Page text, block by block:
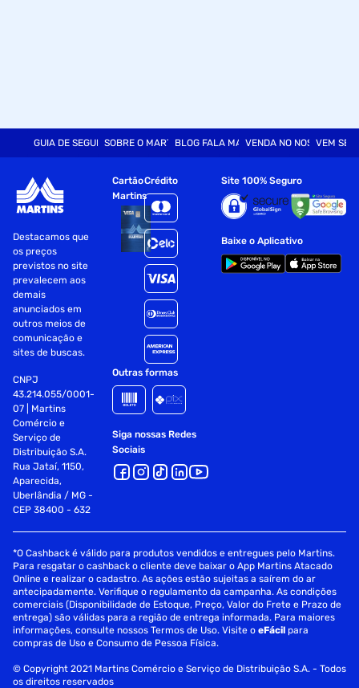
GUIA DE SEGURANÇASOBRE O MARTINSBLOG FALA MARTVENDA NO NOSSO SITE
VEM SER
Destacamos que
os preços
previstos no site
prevalecem aos
demais
anunciados em
outros meios de
comunicação e
sites de buscas.
CNPJ
43.214.055/0001-
07 | Martins
Comércio e
Serviço de
Distribuição S.A.
Rua Jataí, 1150,
Aparecida,
Uberlândia / MG -
CEP 38400 - 632
Cartão
Martins
Crédito
Outras formas
Siga nossas Redes
Sociais
Site 100% Seguro
Baixe o Aplicativo
*O Cashback é válido para produtos vendidos e entregues pelo Martins.
Para resgatar o cashback o cliente deve baixar o App Martins Atacado
Online e realizar o cadastro. As ações estão sujeitas a saírem do ar
antecipadamente. Verifique o regulamento da campanha. As condições
comerciais (Disponibilidade de Estoque, Preço, Valor do Frete e Prazo de
entrega) são válidas para a região de entrega informada. Para maiores
informações, consulte nossos Termos de Uso. Visite oeFácil para
compras de Uso e Consumo de Pessoa Física.
© Copyright 2021 Martins Comércio e Serviço de Distribuição S.A. - Todos
os direitos reservados